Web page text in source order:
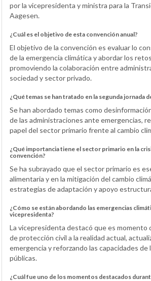
por la vicepresidenta y ministra para la
Aagesen.
¿Cuál es el objetivo de esta convención anual?
El objetivo de la convención es evaluar lo
de la emergencia climática y abordar los
promoviendo la colaboración entre
sociedad y sector privado.
¿Qué temas se han tratado en la segunda jornada
Se han abordado temas como
de las administraciones ante emergencias,
papel del sector primario frente al cambio
¿Qué importancia tiene el sector primario en la
convención?
Se ha subrayado que el sector primario es
alimentaria y en la mitigación del cambio
estrategias de adaptación y apoyo
¿Cómo se están abordando las emergencias
vicepresidenta?
La vicepresidenta destacó que es momento
de protección civil a la realidad actual,
emergencia y reforzando las capacidades de
públicas.
¿Cuál fue uno de los momentos destacados